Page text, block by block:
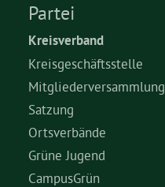
Grüne Jugend
CampusGrün
Aktuelles
Partei
Kreisverband
Kreisgeschäftsstelle
Mitgliederversammlung
Satzung
Ortsverbände
Grüne Jugend
CampusGrün